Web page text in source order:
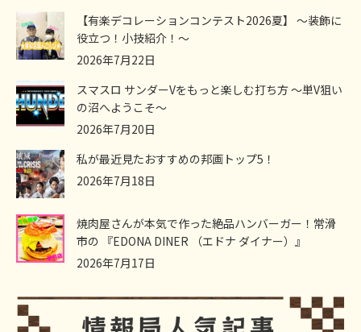
【有楽デコレーションコンテスト2026夏】 ～装飾に
役立つ！小技紹介！～
2026年7月22日
スマスロ サンダーVをもっと楽しむ打ち方 ～単V狙い
の沼へようこそ～
2026年7月20日
私が最近見たおすすめの邦画トップ5！
2026年7月18日
焼肉屋さんが本気で作った絶品ハンバーガー！常滑
市の 『EDONA DINER （エドナ ダイナー）』
2026年7月17日